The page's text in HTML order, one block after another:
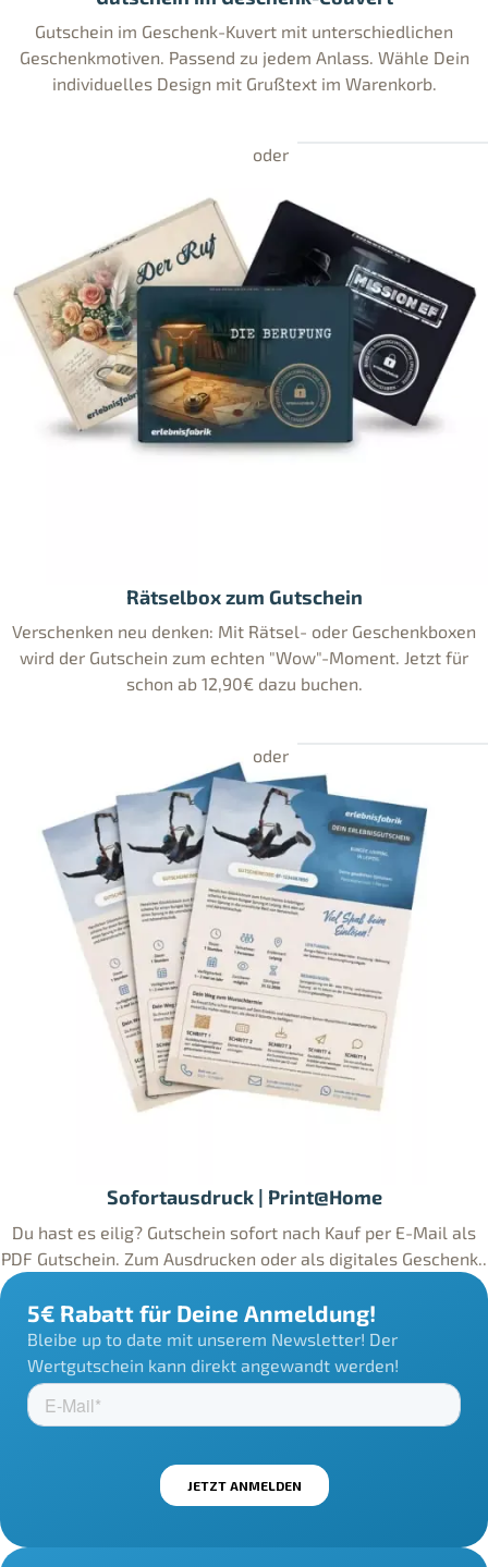
Gutschein im Geschenk-Kuvert mit unterschiedlichen
Geschenkmotiven. Passend zu jedem Anlass. Wähle Dein
individuelles Design mit Grußtext im Warenkorb.
Rätselbox zum Gutschein
Verschenken neu denken: Mit Rätsel- oder Geschenkboxen
wird der Gutschein zum echten "Wow"-Moment. Jetzt für
schon ab 12,90€ dazu buchen.
Sofortausdruck | Print@Home
Du hast es eilig? Gutschein sofort nach Kauf per E-Mail als
PDF Gutschein. Zum Ausdrucken oder als digitales Geschenk..
5€ Rabatt für Deine Anmeldung!
Bleibe up to date mit unserem Newsletter! Der
Wertgutschein kann direkt angewandt werden!